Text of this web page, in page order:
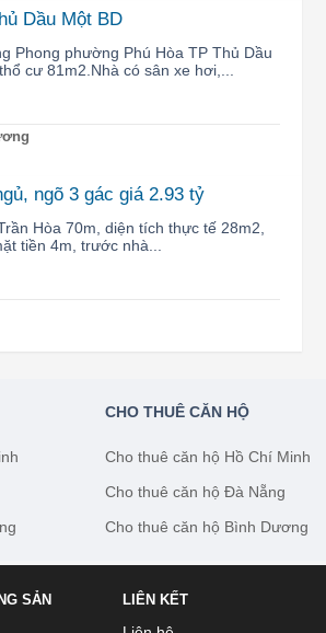
Dầu Một BD
Phong phường Phú Hòa TP Thủ Dầu
cư 81m2.Nhà có sân xe hơi,...
ngõ 3 gác giá 2.93 tỷ
Hòa 70m, diện tích thực tế 28m2,
tiền 4m, trước nhà...
CHO THUÊ CĂN HỘ
Cho thuê căn hộ Hồ Chí Minh
Cho thuê căn hộ Đà Nẵng
Cho thuê căn hộ Bình Dương
SẢN
LIÊN KẾT